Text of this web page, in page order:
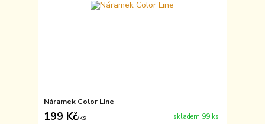
Náramek Color Line
199 Kč/ks skladem 99 ks